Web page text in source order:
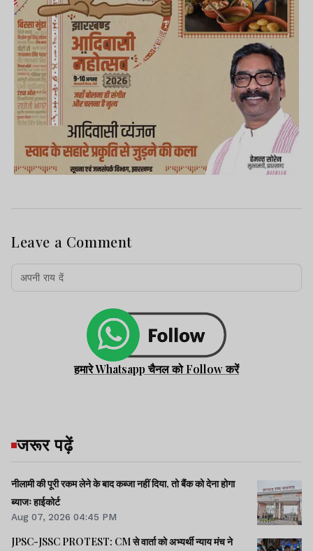
Leave a Comment
हमारे Whatsapp चैनल को Follow करें
जरूर पढ़ें
नीलामी की पूरी रकम लेने के बाद कब्जा नहीं दिया, तो बैंक को देना होगा
ब्याजः हाईकोर्ट
Aug 07, 2026 04:45 PM
JPSC-JSSC PROTEST: CM से वार्ता को अभ्यर्थी न्याय मंच ने